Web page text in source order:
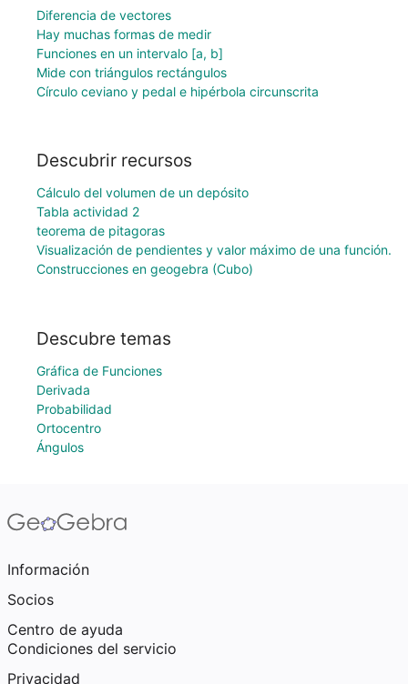
Diferencia de vectores
Hay muchas formas de medir
Funciones en un intervalo [a, b]
Mide con triángulos rectángulos
Círculo ceviano y pedal e hipérbola circunscrita
Descubrir recursos
Cálculo del volumen de un depósito
Tabla actividad 2
teorema de pitagoras
Visualización de pendientes y valor máximo de una función.
Construcciones en geogebra (Cubo)
Descubre temas
Gráfica de Funciones
Derivada
Probabilidad
Ortocentro
Ángulos
Información
Socios
Centro de ayuda
Condiciones del servicio
Privacidad